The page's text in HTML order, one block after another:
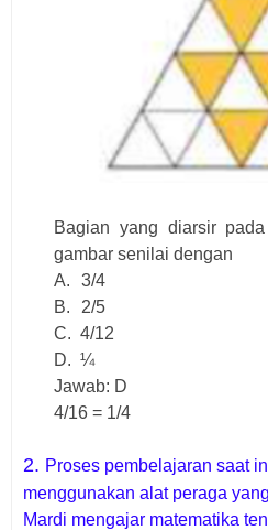
Bagian yang diarsir pada
gambar senilai dengan
A.
3/4
B.
2/5
C. 4/12
D. ¼
Jawab: D
4/16 = 1/4
2. Proses pembelajaran saat
menggunakan alat peraga
Mardi mengajar matematika